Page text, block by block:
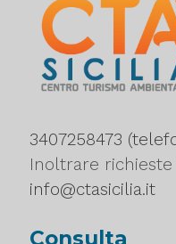
3407258473
Inoltrare
info@ctasicilia.it
Consulta